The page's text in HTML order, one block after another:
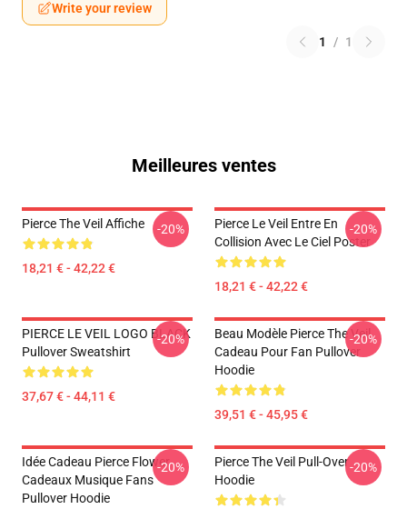
Write your review
1 / 1
Meilleures ventes
Pierce The Veil Affiche
18,21 € - 42,22 €
-20%
Pierce Le Veil Entre En
Collision Avec Le Ciel Poster
18,21 € - 42,22 €
-20%
PIERCE LE VEIL LOGO BLACK
Pullover Sweatshirt
37,67 € - 44,11 €
-20%
Beau Modèle Pierce The Veil
Cadeau Pour Fan Pullover
Hoodie
39,51 € - 45,95 €
-20%
Idée Cadeau Pierce Flower
Cadeaux Musique Fans
Pullover Hoodie
-20%
Pierce The Veil Pull-Over
Hoodie
-20%